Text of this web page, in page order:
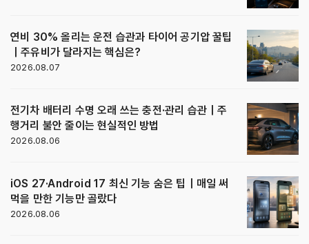
연비 30% 올리는 운전 습관과 타이어 공기압 꿀팁
｜주유비가 달라지는 핵심은?
2026.08.07
전기차 배터리 수명 오래 쓰는 충전·관리 습관｜주
행거리 불안 줄이는 현실적인 방법
2026.08.06
iOS 27·Android 17 최신 기능 숨은 팁｜매일 써
먹을 만한 기능만 골랐다
2026.08.06